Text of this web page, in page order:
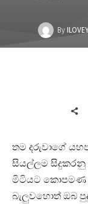
By
තම දරුවාගේ
සියල්ලම සිදුකරනු
මිටියට කොපමණ
බැලුවහොත් ඔබ